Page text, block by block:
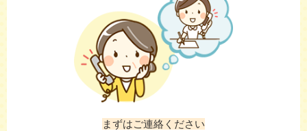
まずはご連絡ください